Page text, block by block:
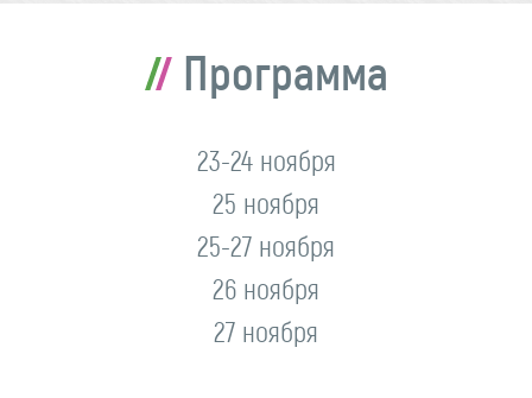
Программа
23-24 ноября
25 ноября
25-27 ноября
26 ноября
27 ноября